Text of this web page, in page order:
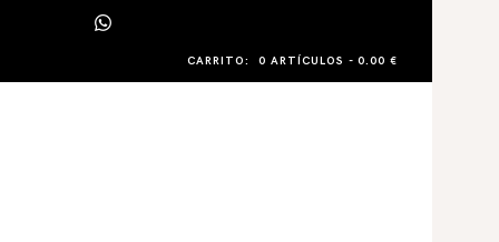
CARRITO: 0 ARTÍCULOS - 0.00 €